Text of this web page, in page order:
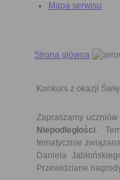
Mapa serwisu
Strona główna
Konkurs z okazji
Zapraszamy
Niepodległości.
tematycznie
Daniela
Przewidziane